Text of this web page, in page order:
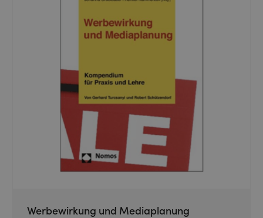
Werbewirkung und Mediaplanung